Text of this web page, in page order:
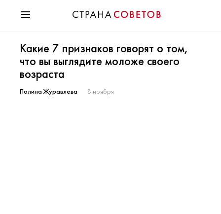
Мода
Звезды
Гороскопы
Здоровье
Какие 7 признаков говорят о том,
что вы выглядите моложе своего
возраста
Полина Журавлева 8 ноября